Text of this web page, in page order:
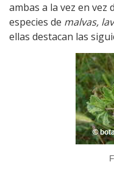
ambas a la vez en vez
especies de malvas,
ellas destacan las